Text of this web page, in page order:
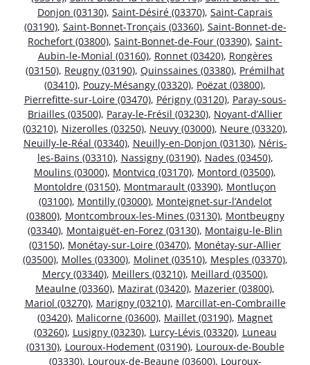
Donjon (03130), Saint-Désiré (03370), Saint-Caprais
(03190), Saint-Bonnet-Tronçais (03360), Saint-Bonnet-de-
Rochefort (03800), Saint-Bonnet-de-Four (03390), Saint-
Aubin-le-Monial (03160), Ronnet (03420), Rongères
(03150), Reugny (03190), Quinssaines (03380), Prémilhat
(03410), Pouzy-Mésangy (03320), Poëzat (03800),
Pierrefitte-sur-Loire (03470), Périgny (03120), Paray-sous-
Briailles (03500), Paray-le-Frésil (03230), Noyant-d’Allier
(03210), Nizerolles (03250), Neuvy (03000), Neure (03320),
Neuilly-le-Réal (03340), Neuilly-en-Donjon (03130), Néris-
les-Bains (03310), Nassigny (03190), Nades (03450),
Moulins (03000), Montvicq (03170), Montord (03500),
Montoldre (03150), Montmarault (03390), Montluçon
(03100), Montilly (03000), Monteignet-sur-l’Andelot
(03800), Montcombroux-les-Mines (03130), Montbeugny
(03340), Montaiguët-en-Forez (03130), Montaigu-le-Blin
(03150), Monétay-sur-Loire (03470), Monétay-sur-Allier
(03500), Molles (03300), Molinet (03510), Mesples (03370),
Mercy (03340), Meillers (03210), Meillard (03500),
Meaulne (03360), Mazirat (03420), Mazerier (03800),
Mariol (03270), Marigny (03210), Marcillat-en-Combraille
(03420), Malicorne (03600), Maillet (03190), Magnet
(03260), Lusigny (03230), Lurcy-Lévis (03320), Luneau
(03130), Louroux-Hodement (03190), Louroux-de-Bouble
(03330), Louroux-de-Beaune (03600), Louroux-